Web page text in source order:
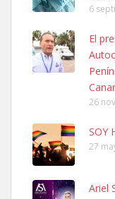
Ninfa perdida
El día 5 se los perdió
calle, se perdió por la
Leales.org » Gran
Adopcion
6
El
26
SOY
27
Ariel